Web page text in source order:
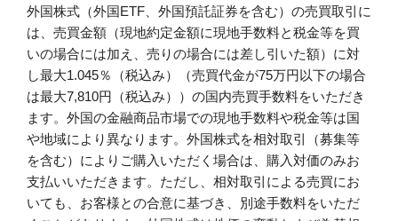
外国株式（外国ETF、外国預託証券を含む）の売買取引に
は、売買金額（現地約定金額に現地手数料と税金等を買
いの場合には加え、売りの場合には差し引いた額）に対
し最大1.045％（税込み）（売買代金が75万円以下の場合
は最大7,810円（税込み））の国内売買手数料をいただき
ます。外国の金融商品市場での現地手数料や税金等は国
や地域により異なります。外国株式を相対取引（募集等
を含む）によりご購入いただく場合は、購入対価のみお
支払いいただきます。ただし、相対取引による売買にお
いても、お客様との合意に基づき、別途手数料をいただ